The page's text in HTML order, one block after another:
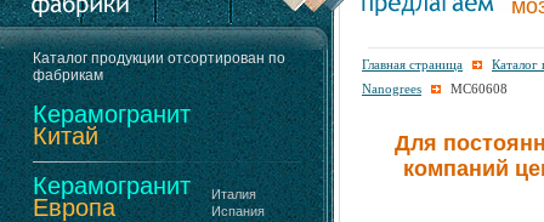
Каталог продукции отсортирован по
фабрикам
Керамогранит
Китай
Керамогранит
Европа
Италия
Испания
Главная страница
Каталог
Nanogrees
MC60608
Для
компаний